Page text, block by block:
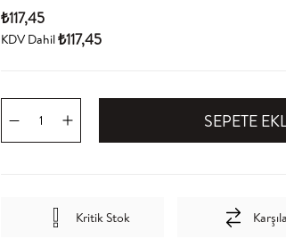
₺117,45
KDV Dahil₺117,45
Kritik Stok